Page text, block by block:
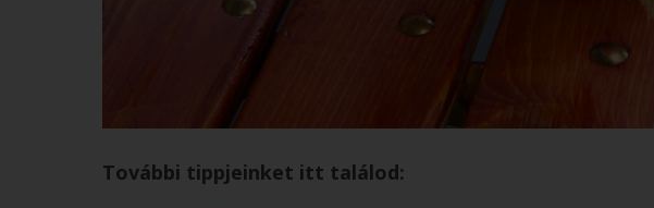
További tippjeinket itt találod: